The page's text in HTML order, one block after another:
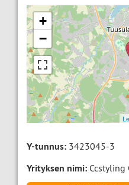
+
−
Y-tunnus: 3423045-3
Yrityksen nimi: Ccstyling